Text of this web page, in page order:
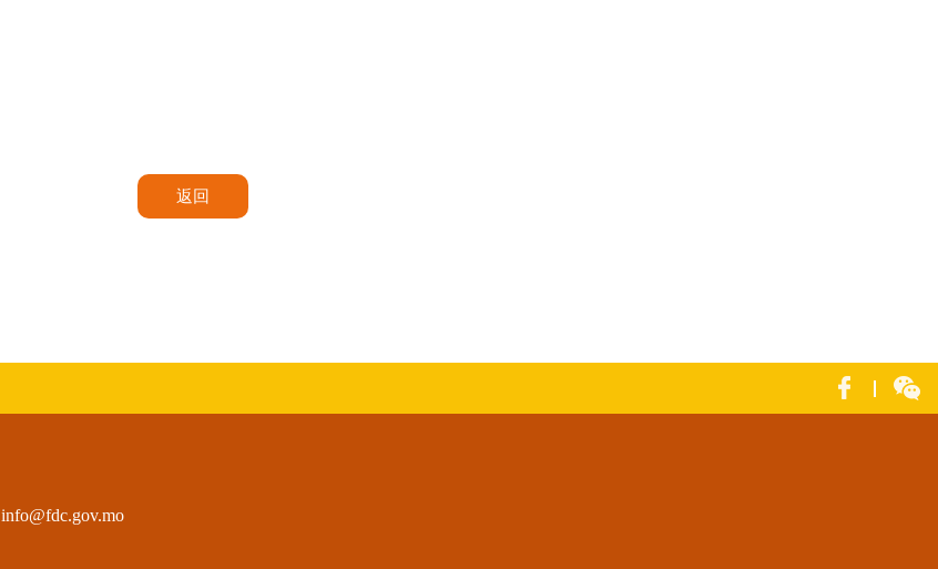
返回
info@fdc.gov.mo